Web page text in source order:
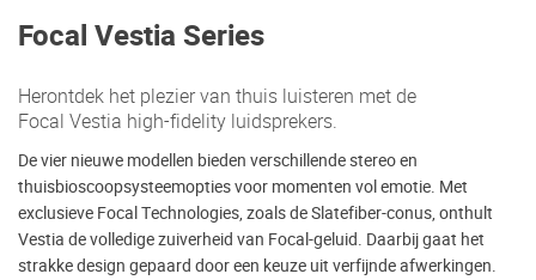
Focal Vestia Series
Herontdek het plezier van thuis luisteren met de
Focal Vestia high-fidelity luidsprekers.
De vier nieuwe modellen bieden verschillende stereo en
thuisbioscoopsysteemopties voor momenten vol emotie. Met
exclusieve Focal Technologies, zoals de Slatefiber-conus, onthult
Vestia de volledige zuiverheid van Focal-geluid. Daarbij gaat het
strakke design gepaard door een keuze uit verfijnde afwerkingen.